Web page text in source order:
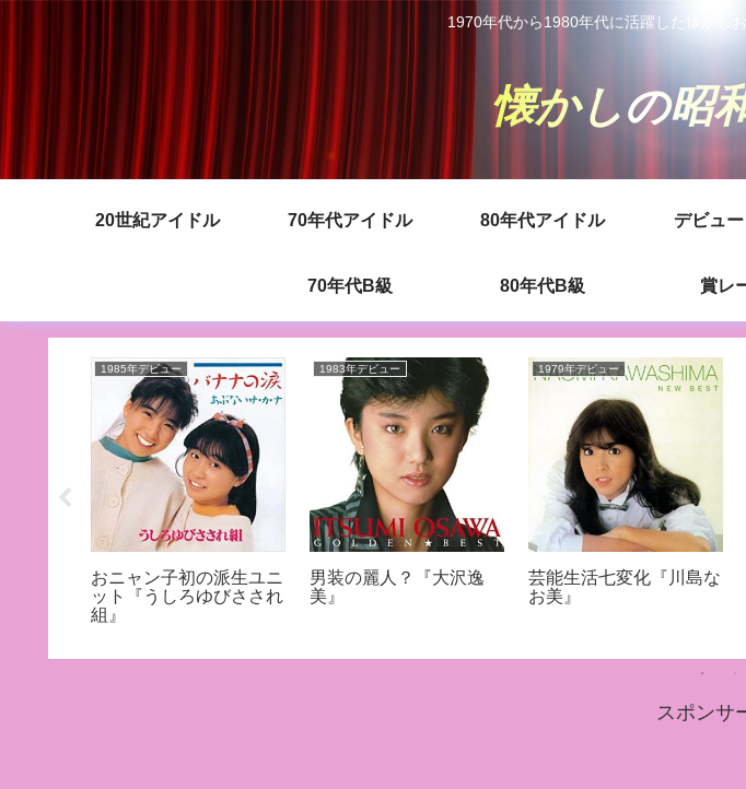
1970年代から1980年代に活躍した懐かし
懐かしの昭
20世紀アイドル 70年代アイドル 80年代アイドル デビュ
70年代B級 80年代B級 賞レ
1985年デビュー
おニャン子初の派生ユニ
ット『うしろゆびさされ
組』
1983年デビュー
男装の麗人？『大沢逸
美』
1979年デビュー
芸能生活七変化『川島な
お美』
スポンサ